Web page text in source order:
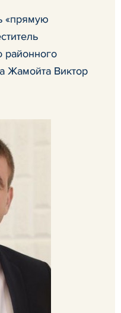
«прямую
районного
Жамойта Виктор